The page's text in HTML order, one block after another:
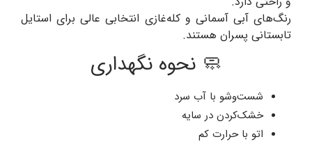
رنگ‌های آبی آسمانی و کله‌غازی انتخابی عالی برای استایل
تابستانی پسران هستند.
🧼 نحوه نگهداری
شست‌وشو با آب سرد
خشک‌کردن در سایه
اتو با حرارت کم